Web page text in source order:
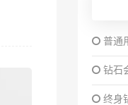
普通
钻石
终身